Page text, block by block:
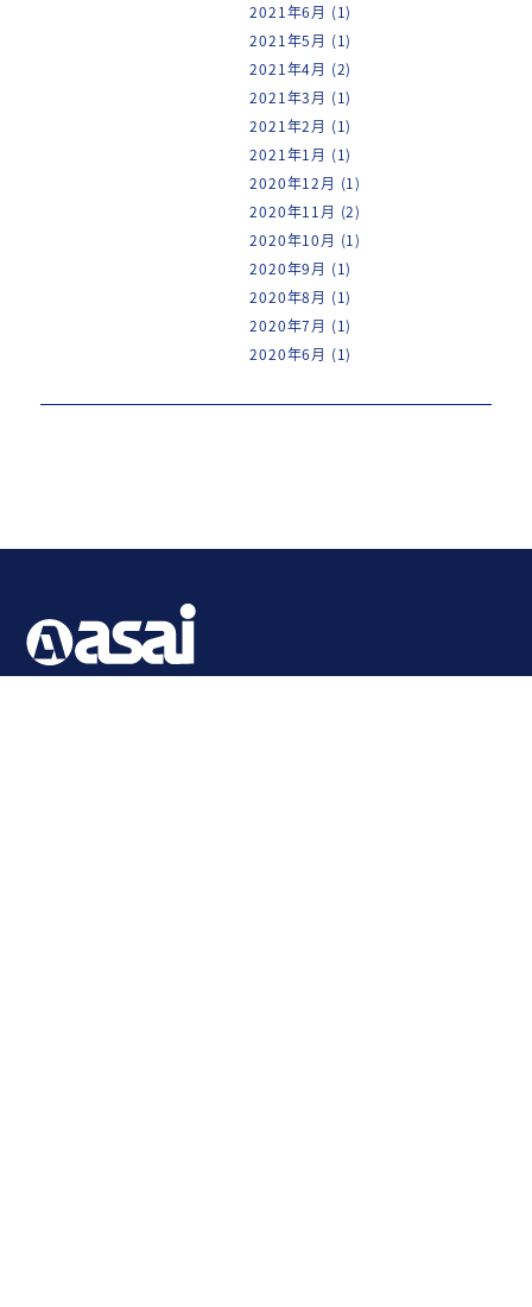
2021年6月 (1)
2021年5月 (1)
2021年4月 (2)
2021年3月 (1)
2021年2月 (1)
2021年1月 (1)
2020年12月 (1)
2020年11月 (2)
2020年10月 (1)
2020年9月 (1)
2020年8月 (1)
2020年7月 (1)
2020年6月 (1)